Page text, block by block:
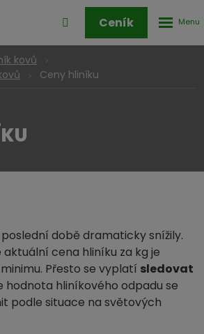
Přihlášení
zóny
Ceník
kovů
Ceny hliníku
době dramaticky snížily.
cena hliníku za kg je
Přesto se vyplatí sledovat
hodnota hliníkového odpadu se
podle situace na světových